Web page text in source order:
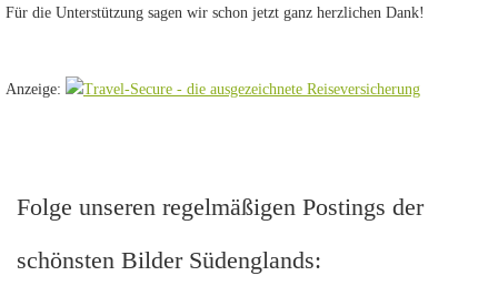
Für die Unterstützung sagen wir schon jetzt ganz herzlichen Dank!
Anzeige:
Folge unseren regelmäßigen Postings der
schönsten Bilder Südenglands: